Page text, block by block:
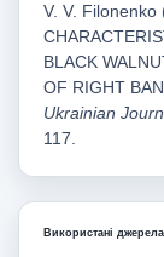
V. V. Filonenko
BLACK
OF RIGHT
Ukrainian
117.
Використані джерела